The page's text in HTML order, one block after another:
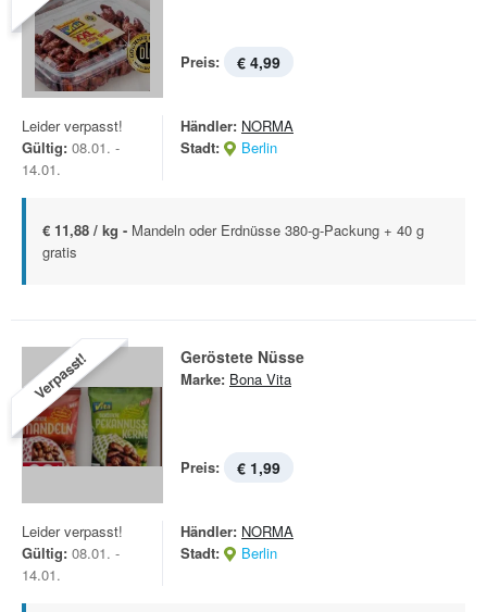
Preis: € 4,99
Leider verpasst!
Gültig: 08.01. -
14.01.
Händler: NORMA
Stadt:
Berlin
€ 11,88 / kg - Mandeln oder Erdnüsse 380-g-Packung + 40 g
gratis
Verpasst! Geröstete Nüsse
Marke: Bona Vita
Preis: € 1,99
Leider verpasst!
Gültig: 08.01. -
14.01.
Händler: NORMA
Stadt:
Berlin